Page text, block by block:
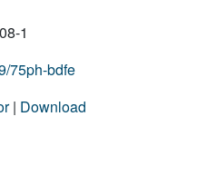
1
75ph-bdfe
| Download